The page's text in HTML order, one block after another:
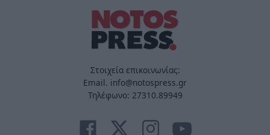
Στοιχεία επικοινωνίας:
Email. info@notospress.gr
Τηλέφωνο: 27310.89949